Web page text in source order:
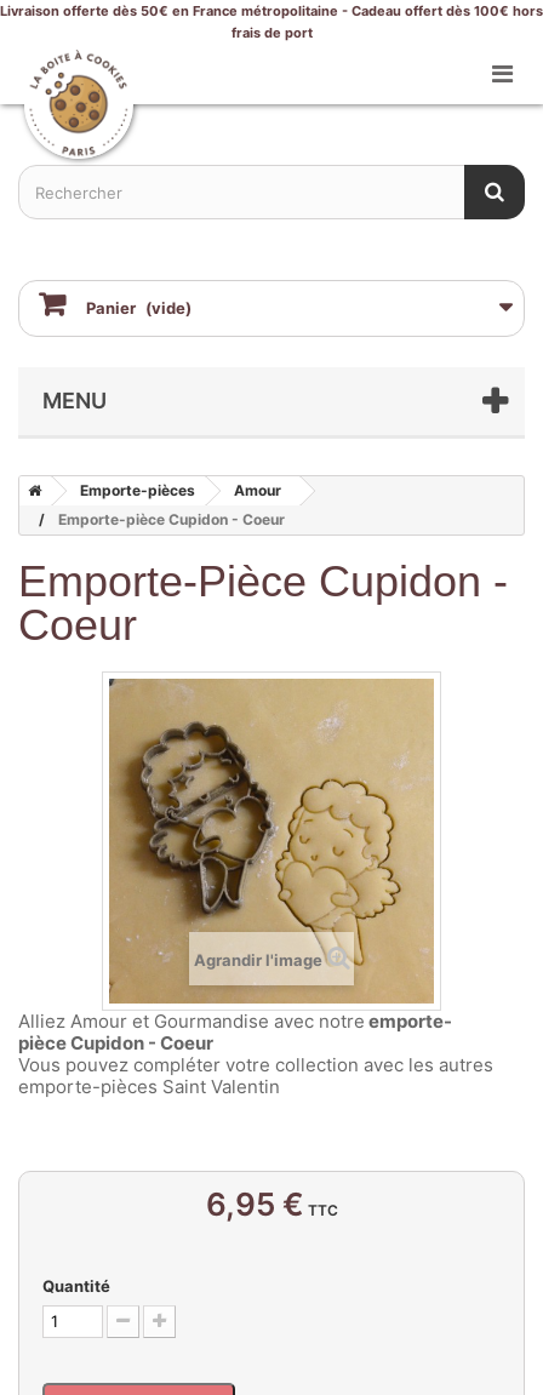
Livraison offerte dès 50€ en France métropolitaine - Cadeau offert dès 100€ hors
frais de port
Panier (vide)
MENU
Emporte-pièces
Amour
Emporte-pièce Cupidon - Coeur
Emporte-Pièce Cupidon -
Coeur
Agrandir l'image
Alliez Amour et Gourmandise avec notre emporte-
pièce Cupidon - Coeur
Vous pouvez compléter votre collection avec les autres
emporte-pièces Saint Valentin
6,95 € TTC
Quantité